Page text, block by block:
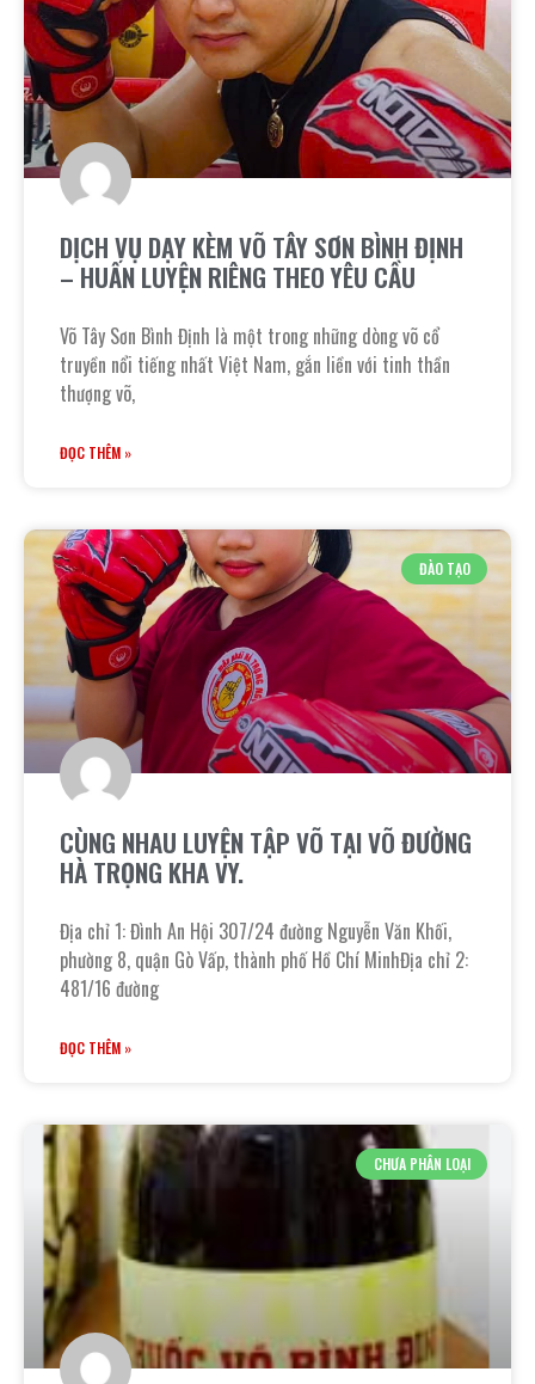
DỊCH VỤ DẠY KÈM VÕ TÂY SƠN BÌNH ĐỊNH
– HUẤN LUYỆN RIÊNG THEO YÊU CẦU
Võ Tây Sơn Bình Định là một trong những dòng võ cổ
truyền nổi tiếng nhất Việt Nam, gắn liền với tinh thần
thượng võ,
ĐỌC THÊM »
ĐÀO TẠO
CÙNG NHAU LUYỆN TẬP VÕ TẠI VÕ ĐƯỜNG
HÀ TRỌNG KHA VY.
Địa chỉ 1: Đình An Hội 307/24 đường Nguyễn Văn Khối,
phường 8, quận Gò Vấp, thành phố Hồ Chí MinhĐịa chỉ 2:
481/16 đường
ĐỌC THÊM »
CHƯA PHÂN LOẠI